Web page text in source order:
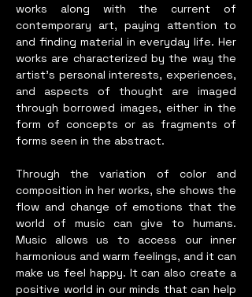
works along with the current of
contemporary art, paying attention to
and finding material in everyday life. Her
works are characterized by the way the
artist's personal interests, experiences,
and aspects of thought are imaged
through borrowed images, either in the
form of concepts or as fragments of
forms seen in the abstract.
Through the variation of color and
composition in her works, she shows the
flow and change of emotions that the
world of music can give to humans.
Music allows us to access our inner
harmonious and warm feelings, and it can
make us feel happy. It can also create a
positive world in our minds that can help